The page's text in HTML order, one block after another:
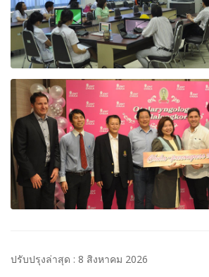
ปรับปรุงล่าสุด : 8 สิงหาคม 2026